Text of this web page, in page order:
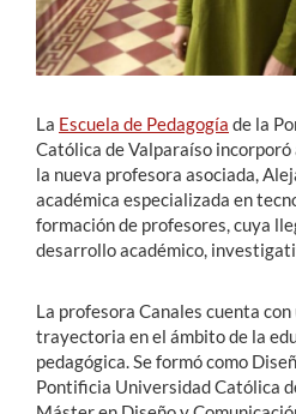
English
La Escuela de Pedagogía de la
Católica de Valparaíso incorporó
la nueva profesora asociada,
académica especializada en
formación de profesores, cuya
desarrollo académico,
La profesora Canales cuenta
trayectoria en el ámbito de la
pedagógica. Se formó como
Pontificia Universidad Católica